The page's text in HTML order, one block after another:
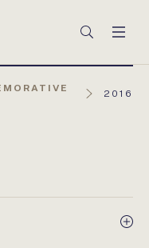
Keresés
2016